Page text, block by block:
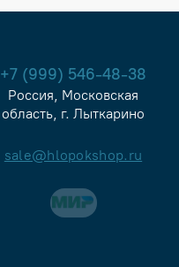
+7 (999) 546-48-38
Россия, Московская
область, г. Лыткарино
sale@hlopokshop.ru